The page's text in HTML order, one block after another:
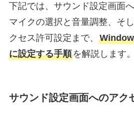
下記では、サウンド設定画面
マイクの選択と音量調整、そ
クセス許可設定まで、
に設定する手順を解説します。
サウンド設定画面へのアク